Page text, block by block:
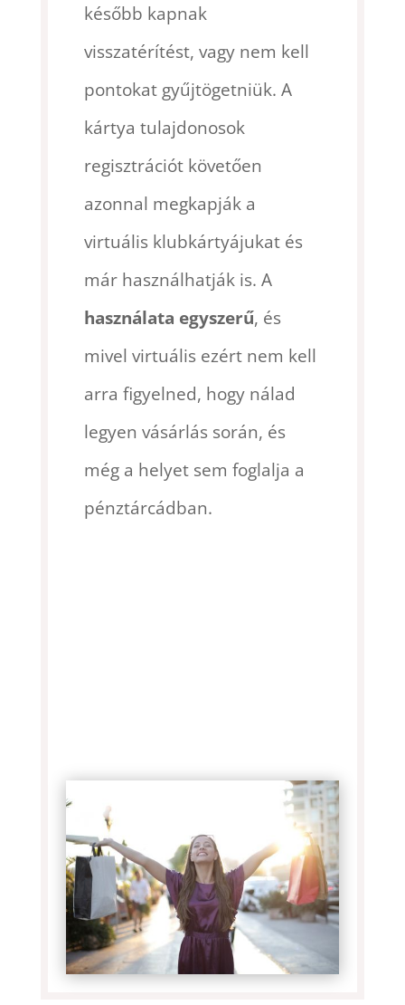
később kapnak
visszatérítést, vagy nem kell
pontokat gyűjtögetniük. A
kártya tulajdonosok
regisztrációt követően
azonnal megkapják a
virtuális klubkártyájukat és
már használhatják is. A
használata egyszerű, és
mivel virtuális ezért nem kell
arra figyelned, hogy nálad
legyen vásárlás során, és
még a helyet sem foglalja a
pénztárcádban.